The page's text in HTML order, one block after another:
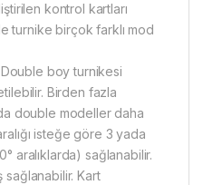
kontrol kartları
turnike birçok farklı mod
boy turnikesi
Birden fazla
double modeller daha
isteğe göre 3 yada
aralıklarda) sağlanabilir.
Kart